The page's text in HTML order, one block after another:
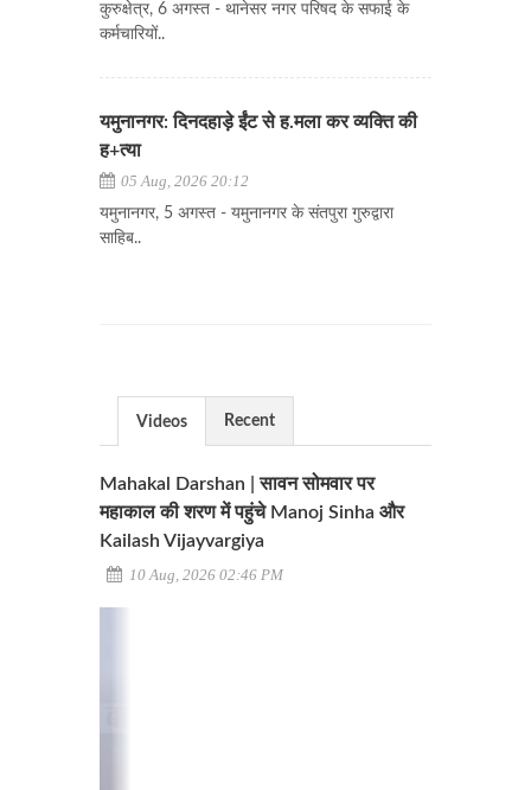
कुरुक्षेत्र, 6 अगस्त - थानेसर नगर परिषद के सफाई के
कर्मचारियों..
यमुनानगर: दिनदहाड़े ईंट से ह.मला कर व्यक्ति की
ह+त्या
05 Aug, 2026 20:12
यमुनानगर, 5 अगस्त - यमुनानगर के संतपुरा गुरुद्वारा
साहिब..
Videos Recent
Mahakal Darshan | सावन सोमवार पर
महाकाल की शरण में पहुंचे Manoj Sinha और
Kailash Vijayvargiya
10 Aug, 2026 02:46 PM